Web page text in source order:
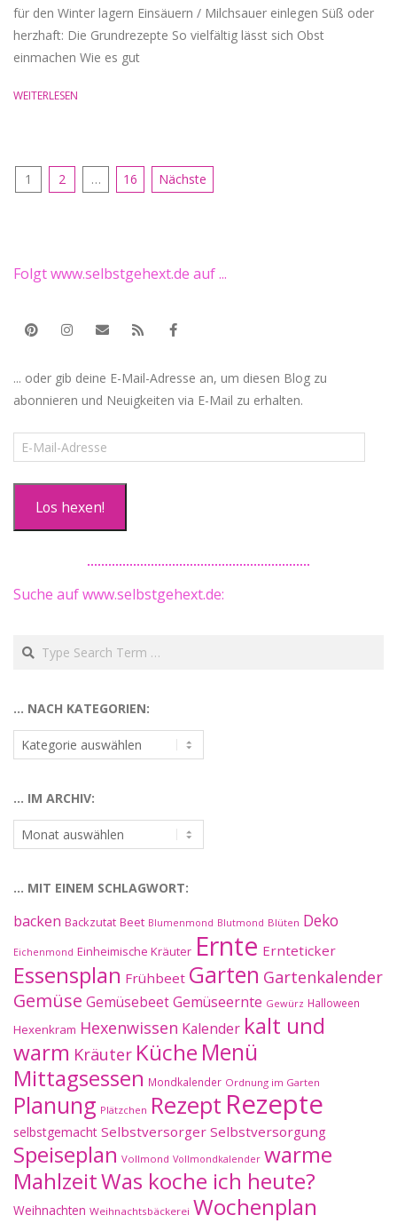
für den Winter lagern Einsäuern / Milchsauer einlegen Süß oder
herzhaft: Die Grundrezepte So vielfältig lässt sich Obst
einmachen Wie es gut
WEITERLESEN
Seitennummerierung
der
1 2 … 16 Nächste
Folgt www.selbstgehext.de auf ...
... oder gib deine E-Mail-Adresse an, um diesen Blog zu
abonnieren und Neuigkeiten via E-Mail zu erhalten.
E-
Mail-
Los hexen!
Suche auf www.selbstgehext.de:
Search
… NACH KATEGORIEN:
…
nach
… IM ARCHIV:
…
im
… MIT EINEM SCHLAGWORT:
backen Backzutat Beet Blumenmond Blutmond Blüten Deko
Eichenmond Einheimische Kräuter Ernte Ernteticker
Essensplan Frühbeet Garten Gartenkalender
Gemüse GemüsebeetGemüseernte Gewürz Halloween
Hexenkram Hexenwissen Kalender kalt und
warm Kräuter Küche Menü
Mittagsessen Mondkalender Ordnung im Garten
Planung Plätzchen Rezept Rezepte
selbstgemacht Selbstversorger Selbstversorgung
Speiseplan Vollmond Vollmondkalender warme
MahlzeitWas koche ich heute?
Weihnachten Weihnachtsbäckerei Wochenplan